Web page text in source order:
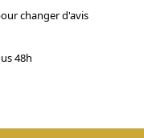
changer d'avis
48h